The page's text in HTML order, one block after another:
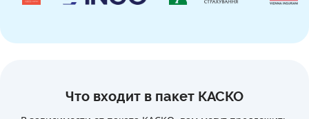
Что входит в пакет КАСКО